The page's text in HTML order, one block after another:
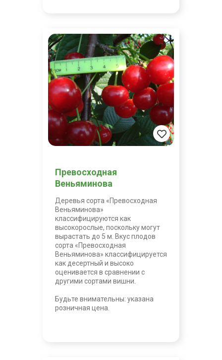
Превосходная
Веньяминова
Деревья сорта «Превосходная
Веньяминова»
классифицируются как
высокорослые, поскольку могут
вырастать до 5 м. Вкус плодов
сорта «Превосходная
Веньяминова» классифицируется
как десертный и высоко
оценивается в сравнении с
другими сортами вишни.
Будьте внимательны: указана
розничная цена.